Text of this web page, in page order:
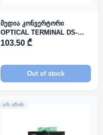
მედია კონვერტორი
OPTICAL TERMINAL DS-
3D08T-A
103.50 ₾
Out of stock
ᲐᲠ ᲐᲠᲘᲡ